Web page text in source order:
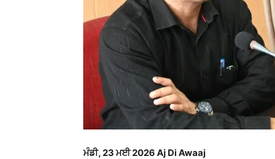
ਮੰਡੀ, 23 ਮਈ 2026 Aj Di Awaaj